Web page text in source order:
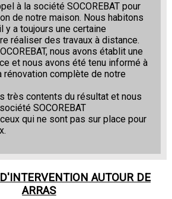
à la société SOCOREBAT pour
de notre maison. Nous habitons
y a toujours une certaine
réaliser des travaux à distance.
nous avons établit une
et nous avons été tenu informé à
rénovation complète de notre
très contents du résultat et nous
SOCOREBAT
qui ne sont pas sur place pour
AUTOUR DE
ARRAS